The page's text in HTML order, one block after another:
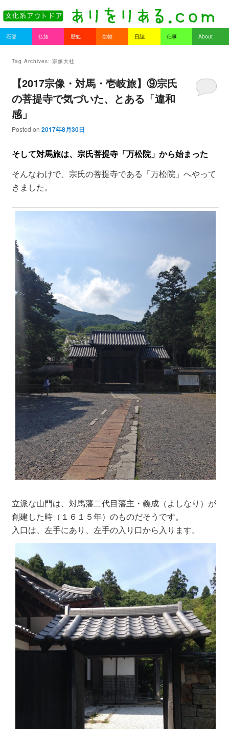
Main menu
Skip to primary content
Skip to secondary content
石部 仏旅 歴勉 生物 日誌 仕事 About
Tag Archives: 宗像大社
【2017宗像・対馬・壱岐旅】⑨宗氏
の菩提寺で気づいた、とある「違和
感」
Posted on 2017年8月30日
そして対馬旅は、宗氏菩提寺「万松院」から始まった
そんなわけで、宗氏の菩提寺である「万松院」へやって
きました。
立派な山門は、対馬藩二代目藩主・義成（よしなり）が
創建した時（１６１５年）のものだそうです。
入口は、左手にあり、左手の入り口から入ります。